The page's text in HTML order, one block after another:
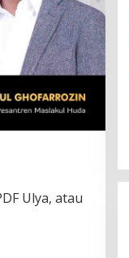
Ulya, atau